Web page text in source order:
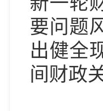
要问题
出健全
间财政